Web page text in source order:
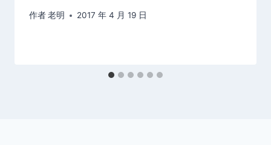
作者老明 2017 年 4 月 19 日